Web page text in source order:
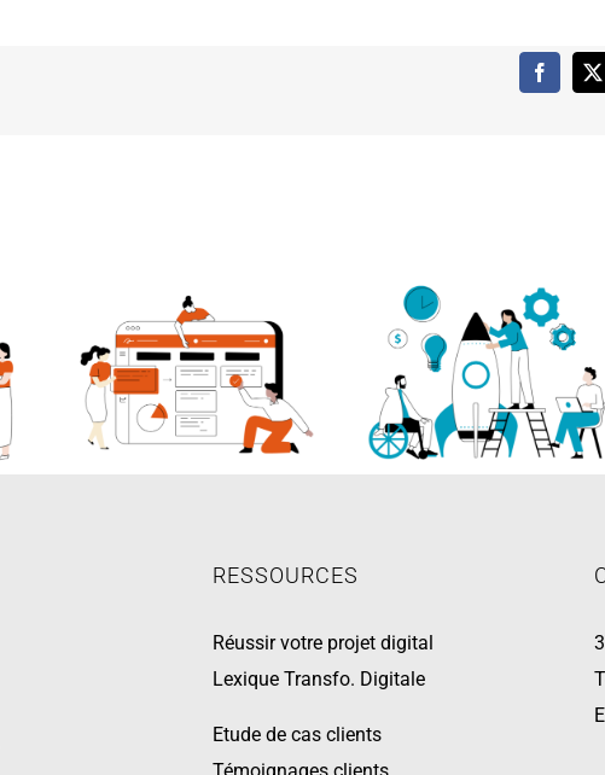
Facebook
X
RESSOURCES
Réussir votre projet digital
Lexique Transfo. Digitale
Etude de cas clients